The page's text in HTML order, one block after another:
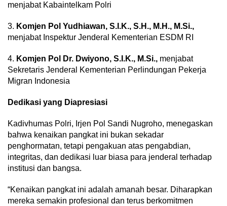
menjabat Kabaintelkam Polri
3. Komjen Pol Yudhiawan, S.I.K., S.H., M.H., M.Si.,
menjabat Inspektur Jenderal Kementerian ESDM RI
4. Komjen Pol Dr. Dwiyono, S.I.K., M.Si., menjabat
Sekretaris Jenderal Kementerian Perlindungan Pekerja
Migran Indonesia
Dedikasi yang Diapresiasi
Kadivhumas Polri, Irjen Pol Sandi Nugroho, menegaskan
bahwa kenaikan pangkat ini bukan sekadar
penghormatan, tetapi pengakuan atas pengabdian,
integritas, dan dedikasi luar biasa para jenderal terhadap
institusi dan bangsa.
“Kenaikan pangkat ini adalah amanah besar. Diharapkan
mereka semakin profesional dan terus berkomitmen